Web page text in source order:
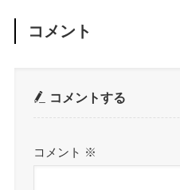
コメント
コメントする
コメント ※